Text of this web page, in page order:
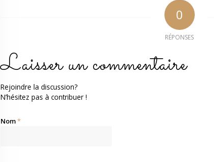
0
RÉPONSES
Laisser un commentaire
Rejoindre la discussion?
N’hésitez pas à contribuer !
Nom*